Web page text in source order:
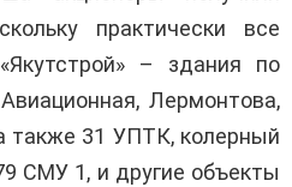
практически все
– здания по
Лермонтова,
также 31 УПТК, колерный
СМУ 1, и другие объекты